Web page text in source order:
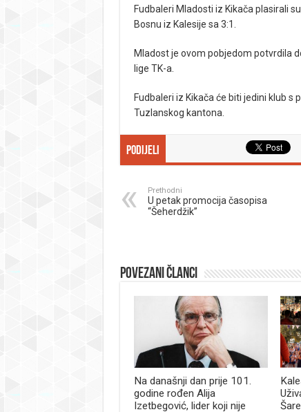
Fudbaleri Mladosti iz Kikača plasirali
Bosnu iz Kalesije sa 3:1.
Mladost je ovom pobjedom potvrdila
lige TK-a.
Fudbaleri iz Kikača će biti jedini klub s
Tuzlanskog kantona.
Podijeli
Prethodni
U petak promocija časopisa
“Šeherdžik”
Povezani članci
Na današnji dan prije 101.
godine rođen Alija
Izetbegović, lider koji nije